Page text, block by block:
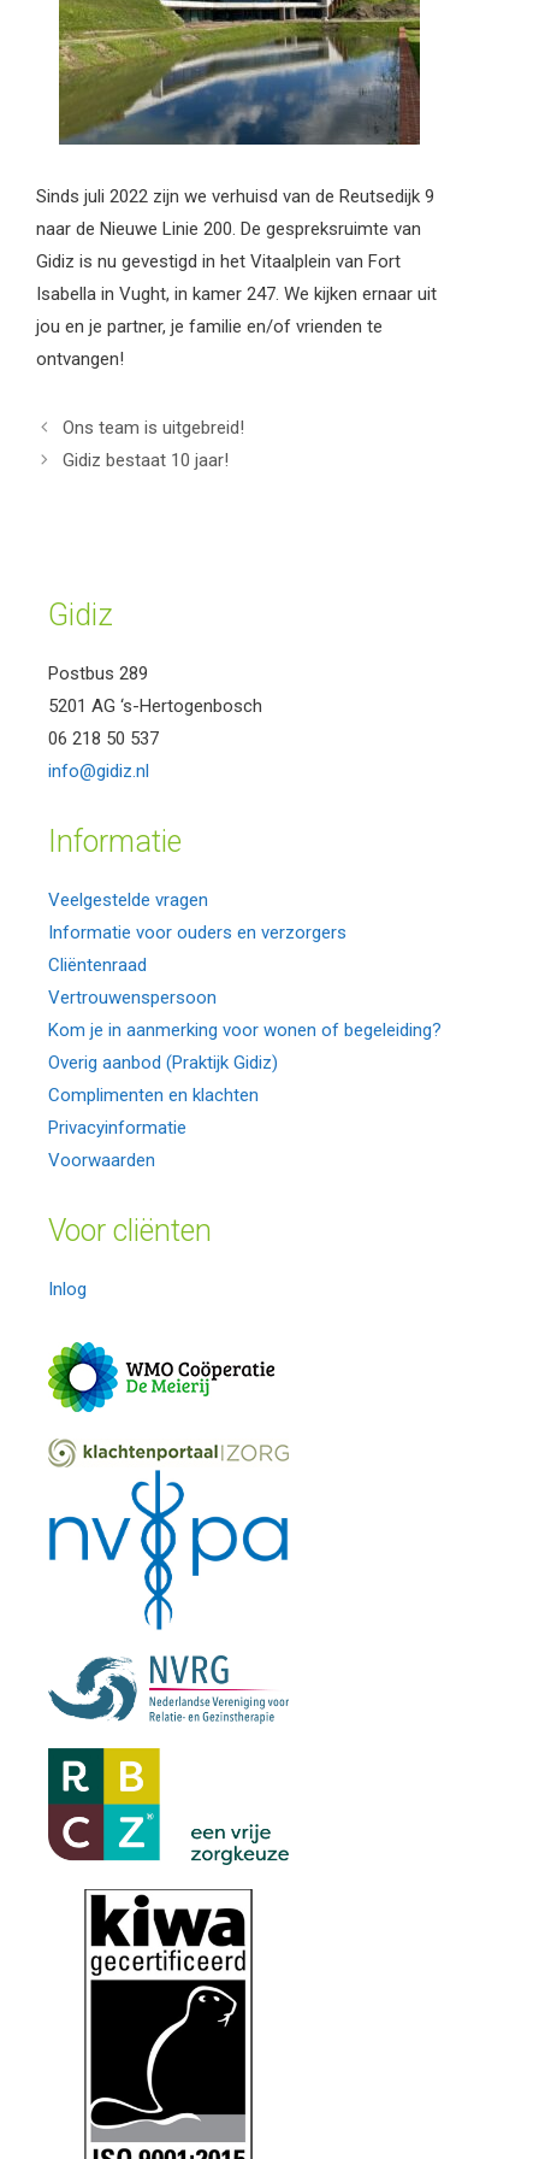
Sinds juli 2022 zijn we verhuisd van de Reutsedijk 9
naar de Nieuwe Linie 200. De gespreksruimte van
Gidiz is nu gevestigd in het Vitaalplein van Fort
Isabella in Vught, in kamer 247. We kijken ernaar uit
jou en je partner, je familie en/of vrienden te
ontvangen!
Ons team is uitgebreid!
Gidiz bestaat 10 jaar!
Gidiz
Postbus 289
5201 AG ‘s-Hertogenbosch
06 218 50 537
info@gidiz.nl
Informatie
Veelgestelde vragen
Informatie voor ouders en verzorgers
Cliëntenraad
Vertrouwenspersoon
Kom je in aanmerking voor wonen of begeleiding?
Overig aanbod (Praktijk Gidiz)
Complimenten en klachten
Privacyinformatie
Voorwaarden
Voor cliënten
Inlog